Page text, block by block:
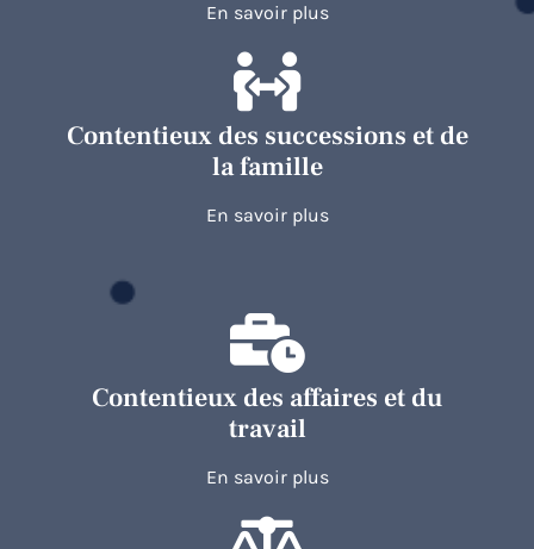
En savoir plus
Contentieux des successions et de
la famille
En savoir plus
Contentieux des affaires et du
travail
En savoir plus